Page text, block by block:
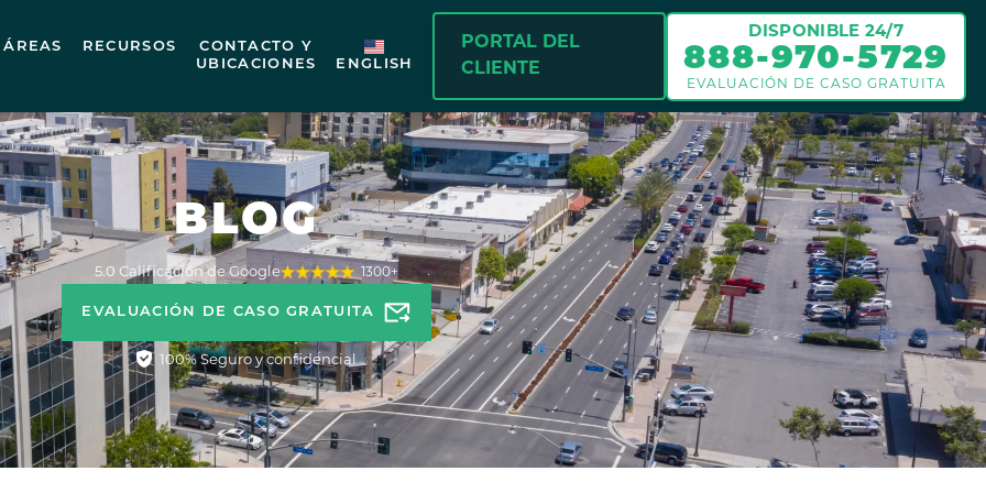
ÁREAS RECURSOS
CONTACTO Y
UBICACIONES
ENGLISH
PORTAL DEL
CLIENTE
DISPONIBLE 24/7
888-970-5729
EVALUACIÓN DE CASO GRATUITA
BLOG
EVALUACIÓN DE CASO GRATUITA
100% Seguro y confidencial
1300+
5.0 Calificación de Google